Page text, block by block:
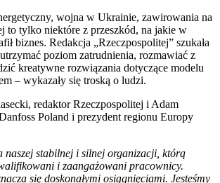
wojna w Ukrainie, zawirowania na
to tylko niektóre z przeszkód, na jakie w
biznes. Redakcja „Rzeczpospolitej” szukała
poziom zatrudnienia, rozmawiać z
kreatywne rozwiązania dotyczące modelu
– wykazały się troską o ludzi.
redaktor Rzeczpospolitej i Adam
Poland i prezydent regionu Europy
naszej stabilnej i silnej organizacji, którą
i zaangażowani pracownicy.
się doskonałymi osiągnięciami. Jesteśmy